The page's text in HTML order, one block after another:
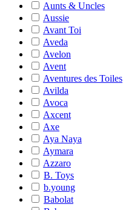
Aunts & Uncles
Aussie
Avant Toi
Aveda
Avelon
Avent
Aventures des Toiles
Avilda
Avoca
Axcent
Axe
Aya Naya
Aymara
Azzaro
B. Toys
b.young
Babolat